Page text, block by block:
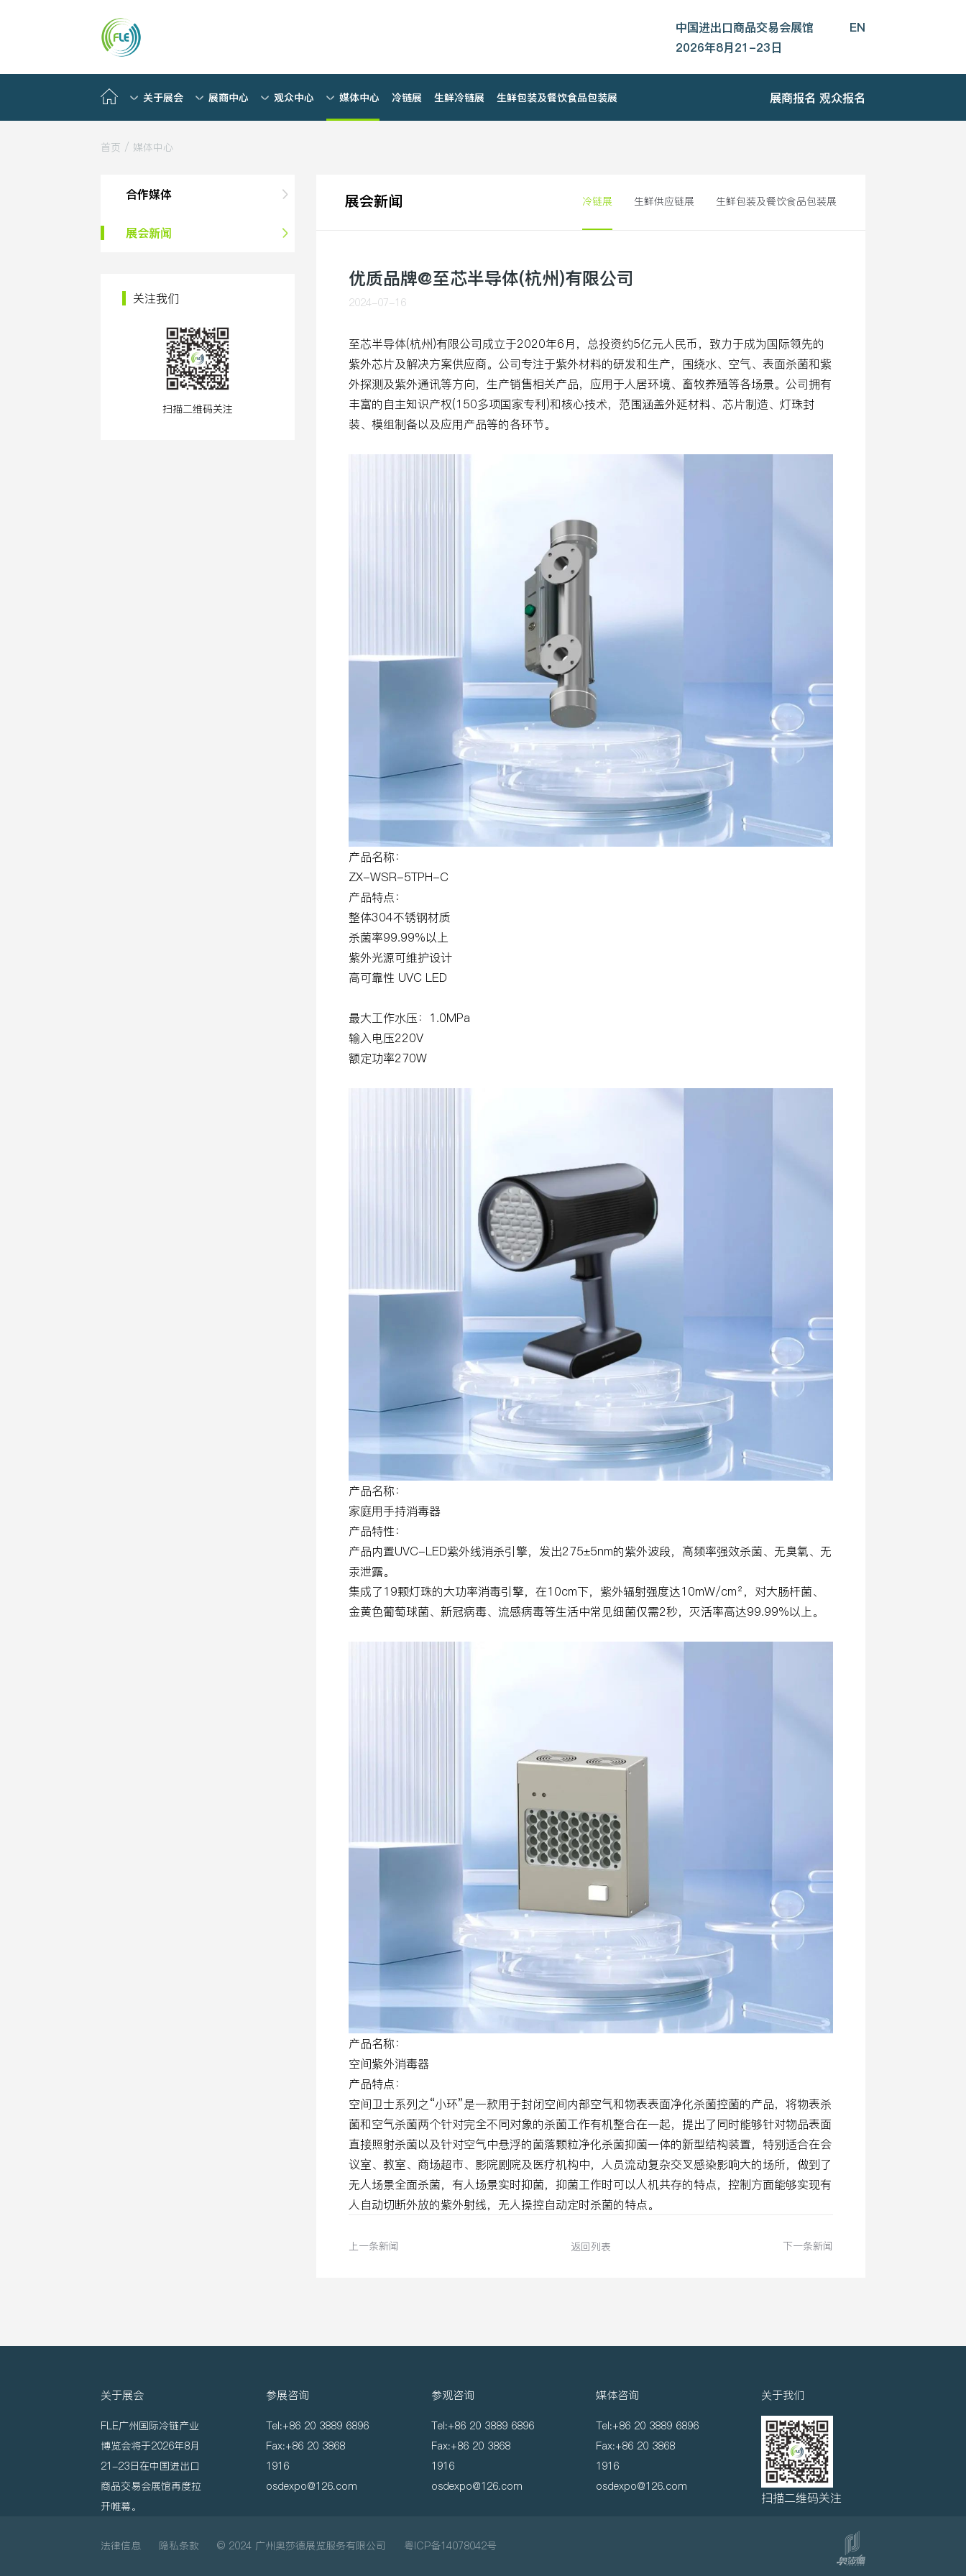
中国进出口商品交易会展馆
EN
2026年8月21-23日
关于展会 展商中心 观众中心 媒体中心 冷链展 生鲜冷链展 生鲜包装及餐饮食品包装展 展商报名 观众报名
首页 / 媒体中心
合作媒体
展会新闻
关注我们
扫描二维码关注
展会新闻 冷链展 生鲜供应链展 生鲜包装及餐饮食品包装展
优质品牌@至芯半导体(杭州)有限公司
2024-07-16
至芯半导体(杭州)有限公司成立于2020年6月，总投资约5亿元人民币，致力于成为国际领先的
紫外芯片及解决方案供应商。公司专注于紫外材料的研发和生产，围绕水、空气、表面杀菌和紫
外探测及紫外通讯等方向，生产销售相关产品，应用于人居环境、畜牧养殖等各场景。公司拥有
丰富的自主知识产权(150多项国家专利)和核心技术，范围涵盖外延材料、芯片制造、灯珠封
装、模组制备以及应用产品等的各环节。
产品名称：
ZX-WSR-5TPH-C
产品特点：
整体304不锈钢材质
杀菌率99.99%以上
紫外光源可维护设计
高可靠性 UVC LED
最大工作水压：1.0MPa
输入电压220V
额定功率270W
产品名称：
家庭用手持消毒器
产品特性：
产品内置UVC-LED紫外线消杀引擎，发出275±5nm的紫外波段，高频率强效杀菌、无臭氧、无
汞泄露。
集成了19颗灯珠的大功率消毒引擎，在10cm下，紫外辐射强度达10mW/cm²，对大肠杆菌、
金黄色葡萄球菌、新冠病毒、流感病毒等生活中常见细菌仅需2秒，灭活率高达99.99%以上。
产品名称：
空间紫外消毒器
产品特点：
空间卫士系列之“小环”是一款用于封闭空间内部空气和物表表面净化杀菌控菌的产品，将物表杀
菌和空气杀菌两个针对完全不同对象的杀菌工作有机整合在一起，提出了同时能够针对物品表面
直接照射杀菌以及针对空气中悬浮的菌落颗粒净化杀菌抑菌一体的新型结构装置，特别适合在会
议室、教室、商场超市、影院剧院及医疗机构中，人员流动复杂交叉感染影响大的场所，做到了
无人场景全面杀菌，有人场景实时抑菌，抑菌工作时可以人机共存的特点，控制方面能够实现有
人自动切断外放的紫外射线，无人操控自动定时杀菌的特点。
上一条新闻 下一条新闻
返回列表
关于展会
FLE广州国际冷链产业
博览会将于2026年8月
21-23日在中国进出口
商品交易会展馆再度拉
开帷幕。
参展咨询
Tel:+86 20 3889 6896
Fax:+86 20 3868
1916
osdexpo@126.com
参观咨询
Tel:+86 20 3889 6896
Fax:+86 20 3868
1916
osdexpo@126.com
媒体咨询
Tel:+86 20 3889 6896
Fax:+86 20 3868
1916
osdexpo@126.com
关于我们
扫描二维码关注
法律信息 隐私条款 © 2024 广州奥莎德展览服务有限公司 粤ICP备14078042号